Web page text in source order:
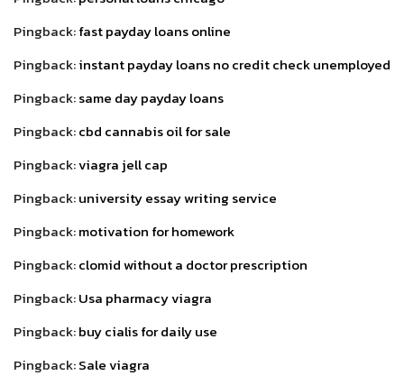
Pingback:fast payday loans online
Pingback:instant payday loans no credit check unemployed
Pingback:same day payday loans
Pingback:cbd cannabis oil for sale
Pingback:viagra jell cap
Pingback:university essay writing service
Pingback:motivation for homework
Pingback:clomid without a doctor prescription
Pingback:Usa pharmacy viagra
Pingback:buy cialis for daily use
Pingback:Sale viagra